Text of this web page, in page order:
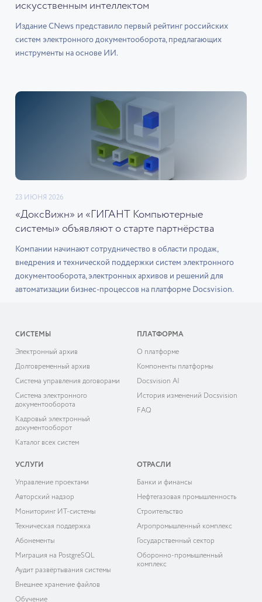
искусственным интеллектом
Издание CNews представило первый рейтинг российских
систем электронного документооборота, предлагающих
инструменты на основе ИИ.
23 ИЮНЯ 2026
«ДоксВижн» и «ГИГАНТ Компьютерные
системы» объявляют о старте партнёрства
Компании начинают сотрудничество в области продаж,
внедрения и технической поддержки систем электронного
документооборота, электронных архивов и решений для
автоматизации бизнес-процессов на платформе Docsvision.
СИСТЕМЫ
Электронный архив
Долговременный архив
Система управления договорами
Система электронного
документооборота
Кадровый электронный
документооборот
Каталог всех систем
ПЛАТФОРМА
О платформе
Компоненты платформы
Docsvision AI
История изменений Docsvision
FAQ
УСЛУГИ
Управление проектами
Авторский надзор
Мониторинг ИТ-системы
Техническая поддержка
Абонементы
Миграция на PostgreSQL
Аудит развёртывания системы
Внешнее хранение файлов
Обучение
ОТРАСЛИ
Банки и финансы
Нефтегазовая промышленность
Строительство
Агропромышленный комплекс
Государственный сектор
Оборонно-промышленный
комплекс